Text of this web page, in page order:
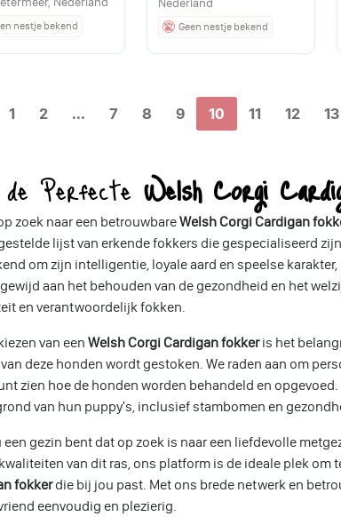
nestje bekend
Nederland
Geen nestje bekend
1 2 ... 7 8 9 10 11 12 13
Perfecte Welsh Corgi
zoek naar een betrouwbareWelsh Corgi Cardigan
lijst van erkende fokkers die gespecialiseerd
om zijn intelligentie, loyale aard en speelse
aan het behouden van de gezondheid en het
en verantwoordelijk fokken.
van een Welsh Corgi Cardigan fokkeris het
deze honden wordt gestoken. We raden aan om
zien hoe de honden worden behandeld en
van hun puppy's, inclusief stambomen en
een gezin bent dat op zoek is naar een liefdevolle
van dit ras, ons platform is de ideale plek om
fokkerdie bij jou past. Met ons brede netwerk en
eenvoudig en plezierig.